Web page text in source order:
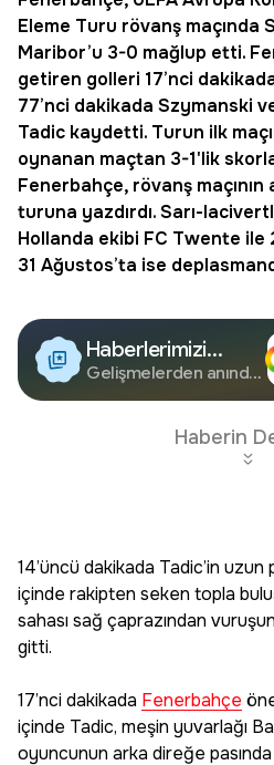
Eleme Turu rövanş maçında
Maribor’u 3-0 mağlup etti.
getiren golleri 17’nci
77’nci dakikada Szymanski
Tadic kaydetti. Turun ilk
oynanan maçtan 3-1'lik
Fenerbahçe, rövanş maçının
turuna yazdırdı. Sarı-
Hollanda ekibi FC Twente ile
31 Ağustos’ta ise
Haberlerimizi
Google'da Takip
Edin
Gelişmelerden anında
Haberin
14’üncü dakikada Tadic’in uzun
içinde rakipten seken topla
sahası sağ çaprazından
gitti.
17’nci dakikada Fenerbahçe
içinde Tadic, meşin yuvarlağı
oyuncunun arka direğe